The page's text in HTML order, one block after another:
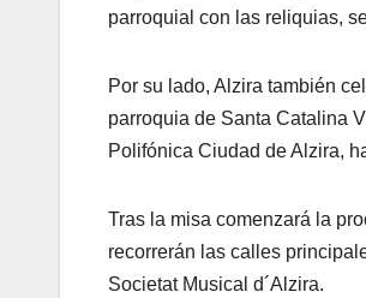
parroquial con las reliquias,
Por su lado, Alzira también
parroquia de Santa Catalina
Polifónica Ciudad de Alzira,
Tras la misa comenzará la
recorrerán las calles
Societat Musical d´Alzira.